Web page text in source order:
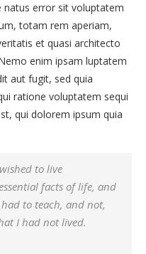
natus error sit voluptatem
totam rem aperiam,
et quasi architecto
enim ipsam luptatem
aut fugit, sed quia
ratione voluptatem sequi
qui dolorem ipsum quia
to live
facts of life, and
to teach, and not,
I had not lived.